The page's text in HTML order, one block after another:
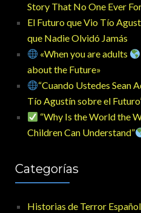
Story That No One Ever
El Futuro que Vio Tío
que Nadie Olvidó Jamás
«When you are adults
about the Future»
“Cuando Ustedes Sean
Tío Agustín sobre el
“Why Is the World the
Children Can Understand”
Categorías
Historias de Terror Español